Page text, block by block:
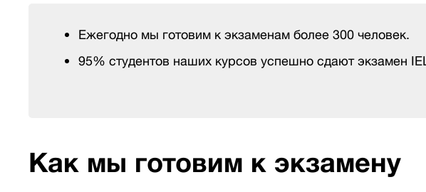
Ежегодно мы готовим к экзаменам более 300 человек.
95% студентов наших курсов успешно сдают экзамен
Как мы готовим к экзамену